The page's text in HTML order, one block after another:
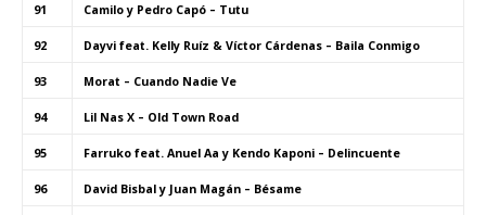
91 Camilo y Pedro Capó – Tutu
92 Dayvi feat. Kelly Ruíz & Víctor Cárdenas – Baila Conmigo
93 Morat – Cuando Nadie Ve
94 Lil Nas X – Old Town Road
95 Farruko feat. Anuel Aa y Kendo Kaponi – Delincuente
96 David Bisbal y Juan Magán – Bésame